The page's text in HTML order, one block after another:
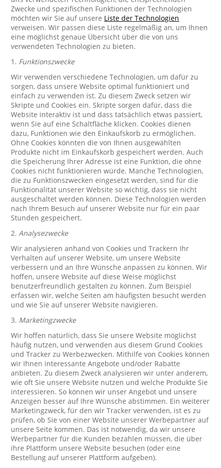
Zwecke und spezifischen Funktionen der Technologien
möchten wir Sie auf unsere Liste der Technologien
verweisen. Wir passen diese Liste regelmäßig an, um Ihnen
eine möglichst genaue Übersicht über die von uns
verwendeten Technologien zu bieten.
1. Funktionszwecke
Wir verwenden verschiedene Technologien, um dafür zu
sorgen, dass unsere Website optimal funktioniert und
einfach zu verwenden ist. Zu diesem Zweck setzen wir
Skripte und Cookies ein. Skripte sorgen dafür, dass die
Website interaktiv ist und dass tatsächlich etwas passiert,
wenn Sie auf eine Schaltfläche klicken. Cookies dienen
dazu, Funktionen wie den Einkaufskorb zu ermöglichen.
Ohne Cookies könnten die von Ihnen ausgewählten
Produkte nicht im Einkaufskorb gespeichert werden. Auch
die Speicherung Ihrer Adresse ist eine Funktion, die ohne
Cookies nicht funktionieren würde. Manche Technologien,
die zu Funktionszwecken eingesetzt werden, sind für die
Funktionalität unserer Website so wichtig, dass sie nicht
ausgeschaltet werden können. Diese Technologien werden
nach Ihrem Besuch auf unserer Website nur für ein paar
Stunden gespeichert.
2.Analysezwecke
Wir analysieren anhand von Cookies und Trackern Ihr
Verhalten auf unserer Website, um unsere Website
verbessern und an Ihre Wünsche anpassen zu können. Wir
hoffen, unsere Website auf diese Weise möglichst
benutzerfreundlich gestalten zu können. Zum Beispiel
erfassen wir, welche Seiten am häufigsten besucht werden
und wie Sie auf unserer Website navigieren.
3. Marketingzwecke
Wir hoffen natürlich, dass Sie unsere Website möglichst
häufig nutzen, und verwenden aus diesem Grund Cookies
und Tracker zu Werbezwecken. Mithilfe von Cookies können
wir Ihnen interessante Angebote und/oder Rabatte
anbieten. Zu diesem Zweck analysieren wir unter anderem,
wie oft Sie unsere Website nutzen und welche Produkte Sie
interessieren. So können wir unser Angebot und unsere
Anzeigen besser auf Ihre Wünsche abstimmen. Ein weiterer
Marketingzweck, für den wir Tracker verwenden, ist es zu
prüfen, ob Sie von einer Website unserer Werbepartner auf
unsere Seite kommen. Das ist notwendig, da wir unsere
Werbepartner für die Kunden bezahlen müssen, die über
ihre Plattform unsere Website besuchen (oder eine
Bestellung auf unserer Plattform aufgeben).